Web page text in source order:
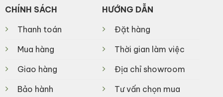
CHÍNH SÁCH
Thanh toán
Mua hàng
Giao hàng
Bảo hành
HƯỚNG DẪN
Đặt hàng
Thời gian làm việc
Địa chỉ showroom
Tư vấn chọn mua